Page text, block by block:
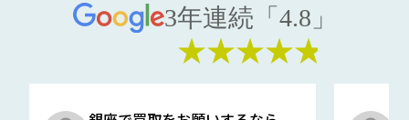
3年連続「4.8」
★★★★★